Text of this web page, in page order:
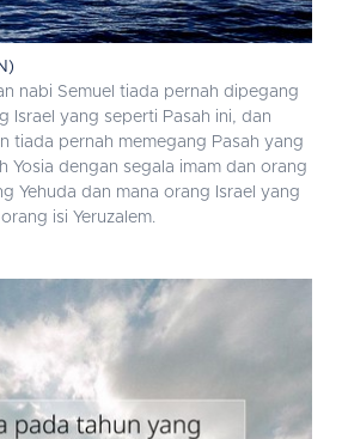
nabi Semuel tiada pernah dipegang
Israel yang seperti Pasah ini, dan
tiada pernah memegang Pasah yang
Yosia dengan segala imam dan orang
Yehuda dan mana orang Israel yang
isi Yeruzalem.